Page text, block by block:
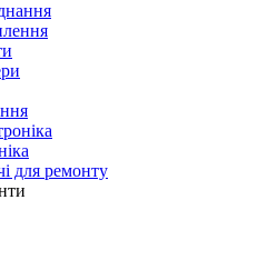
для ремонту